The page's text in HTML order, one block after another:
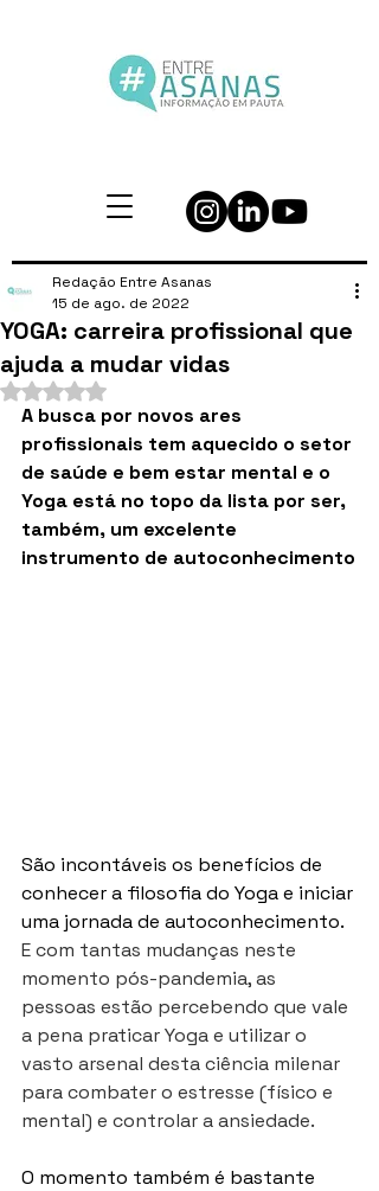
YOGA: carreira profissional que
ajuda a mudar vidas
Redação Entre Asanas
15 de ago. de 2022
Avaliado com NaN de 5 estrelas.
A busca por novos ares
profissionais tem aquecido o setor
de saúde e bem estar mental e o
Yoga está no topo da lista por ser,
também, um excelente
instrumento de autoconhecimento
São incontáveis os benefícios de
conhecer a filosofia do Yoga e iniciar
uma jornada de autoconhecimento.
E com tantas mudanças neste
momento pós-pandemia, as
pessoas estão percebendo que vale
a pena praticar Yoga e utilizar o
vasto arsenal desta ciência milenar
para combater o estresse (físico e
mental) e controlar a ansiedade.
O momento também é bastante